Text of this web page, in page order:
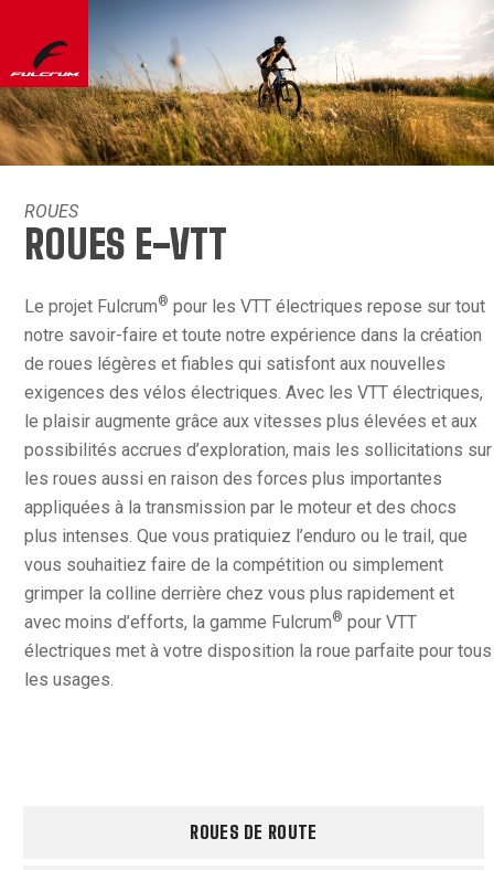
ROUES
ROUES E-VTT
Le projet Fulcrum® pour les VTT électriques repose sur tout
notre savoir-faire et toute notre expérience dans la création
de roues légères et fiables qui satisfont aux nouvelles
exigences des vélos électriques. Avec les VTT électriques,
le plaisir augmente grâce aux vitesses plus élevées et aux
possibilités accrues d’exploration, mais les sollicitations sur
les roues aussi en raison des forces plus importantes
appliquées à la transmission par le moteur et des chocs
plus intenses. Que vous pratiquiez l’enduro ou le trail, que
vous souhaitiez faire de la compétition ou simplement
grimper la colline derrière chez vous plus rapidement et
avec moins d’efforts, la gamme Fulcrum® pour VTT
électriques met à votre disposition la roue parfaite pour tous
les usages.
ROUES DE ROUTE